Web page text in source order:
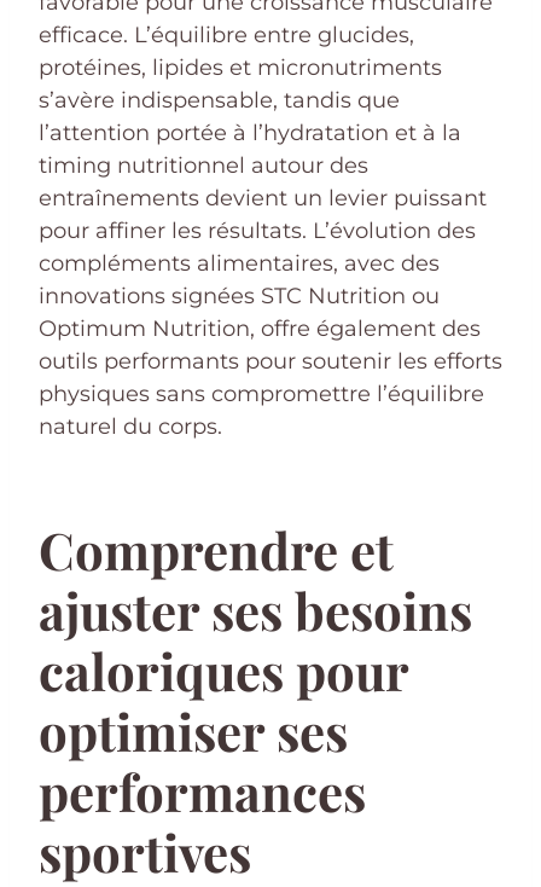
efficace. L’équilibre entre glucides,
protéines, lipides et micronutriments
s’avère indispensable, tandis que
l’attention portée à l’hydratation et à la
timing nutritionnel autour des
entraînements devient un levier puissant
pour affiner les résultats. L’évolution des
compléments alimentaires, avec des
innovations signées STC Nutrition ou
Optimum Nutrition, offre également des
outils performants pour soutenir les efforts
physiques sans compromettre l’équilibre
naturel du corps.
Comprendre et
ajuster ses besoins
caloriques pour
optimiser ses
performances
sportives